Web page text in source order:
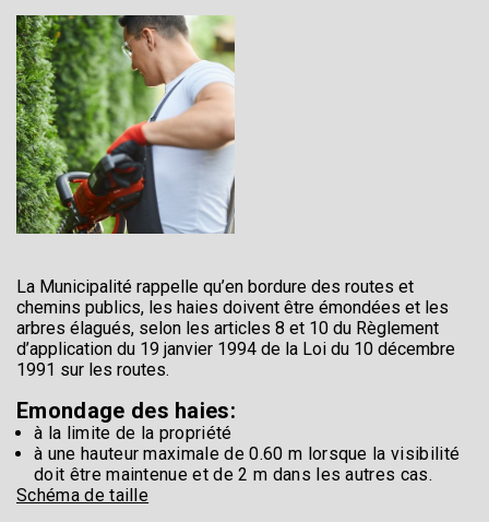
La Municipalité rappelle qu’en bordure des routes et
chemins publics, les haies doivent être émondées et les
arbres élagués, selon les articles 8 et 10 du Règlement
d’application du 19 janvier 1994 de la Loi du 10 décembre
1991 sur les routes.
Emondage des haies:
à la limite de la propriété
à une hauteur maximale de 0.60 m lorsque la visibilité
doit être maintenue et de 2 m dans les autres cas.
Schéma de taille